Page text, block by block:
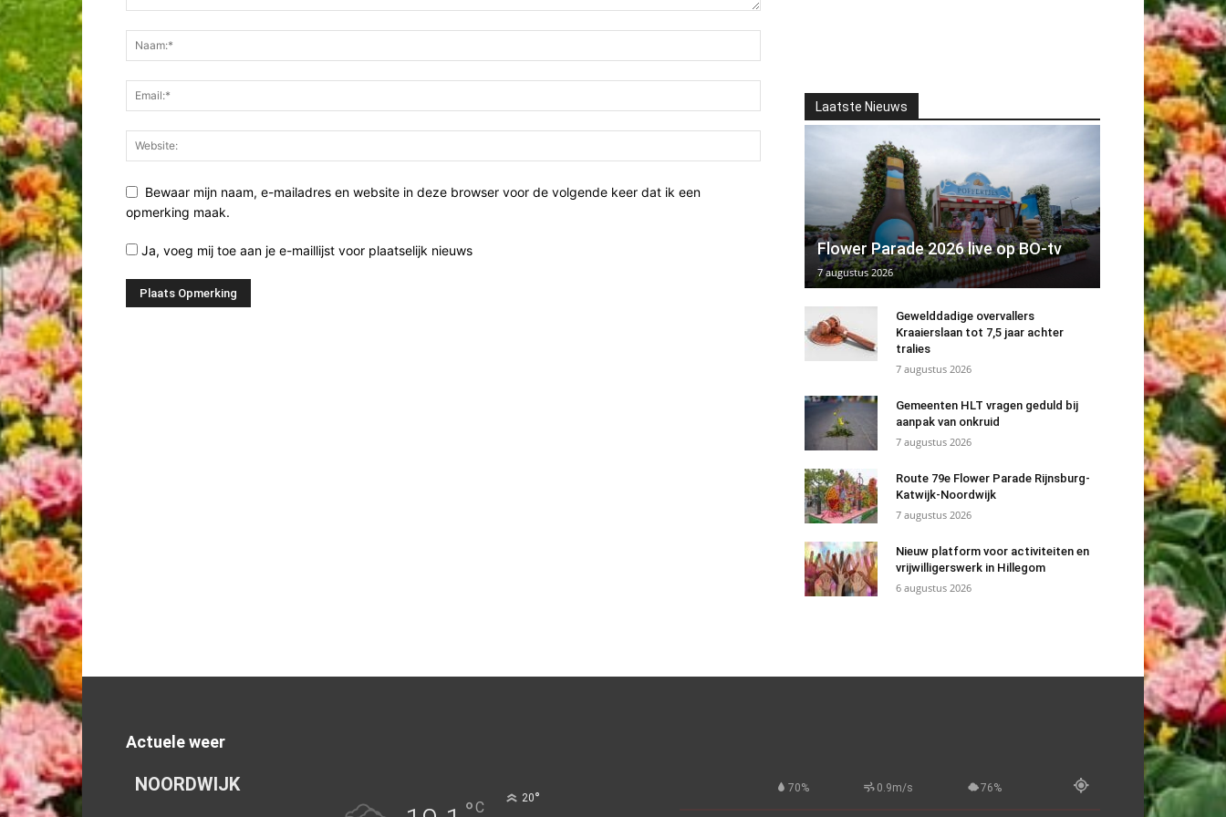
Bewaar mijn naam, e-mailadres en website in deze browser voor de volgende keer dat ik een
opmerking maak.
Ja, voeg mij toe aan je e-maillijst voor plaatselijk nieuws
Laatste Nieuws
Flower Parade 2026 live op BO-tv
7 augustus 2026
Gewelddadige overvallers
Kraaierslaan tot 7,5 jaar achter
tralies
7 augustus 2026
Gemeenten HLT vragen geduld bij
aanpak van onkruid
7 augustus 2026
Route 79e Flower Parade Rijnsburg-
Katwijk-Noordwijk
7 augustus 2026
Nieuw platform voor activiteiten en
vrijwilligerswerk in Hillegom
6 augustus 2026
Actuele weer
NOORDWIJK
C
20°
70% 0.9m/s 76%